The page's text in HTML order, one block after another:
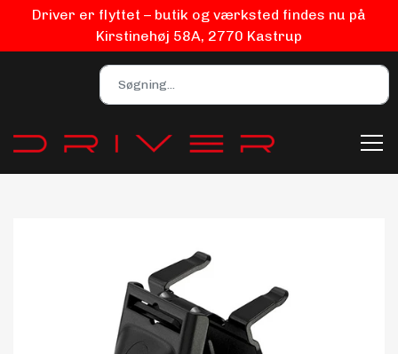
Driver er flyttet – butik og værksted findes nu på
Kirstinehøj 58A, 2770 Kastrup
Biludstyr
EV Udstyr